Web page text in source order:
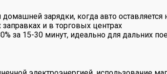
зарядки, когда авто оставляется
и в торговых центрах
за 15-30 минут, идеально для дальних